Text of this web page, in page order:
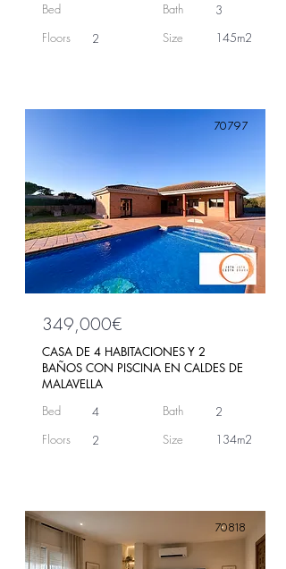
Bed
Floors
2
Bath
Size
3
145m2
70797
349,000€
CASA DE 4 HABITACIONES Y 2
BAÑOS CON PISCINA EN CALDES DE
MALAVELLA
Bed
4
Floors
2
Bath
Size
2
134m2
70818